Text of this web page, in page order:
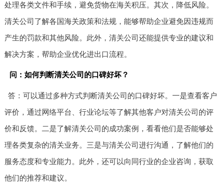
处理各类文件和手续，避免货物在海关积压。其次，降低风险。
清关公司了解各国海关政策和法规，能够帮助企业避免因违规而
产生的罚款和其他风险。此外，清关公司还能提供专业的建议和
解决方案，帮助企业优化进出口流程。
问：如何判断清关公司的口碑好坏？
答：可以通过多种方式判断清关公司的口碑好坏。一是查看客户
评价，通过网络平台、行业论坛等了解其他客户对清关公司的评
价和反馈。二是了解清关公司的成功案例，看看他们是否能够处
理各类复杂的清关业务。三是与清关公司进行沟通，了解他们的
服务态度和专业能力。此外，还可以向同行业的企业咨询，获取
他们的推荐和建议。